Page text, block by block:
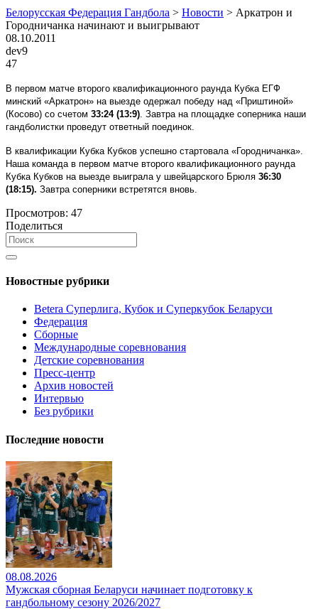
Белорусская Федерация Гандбола > Новости > Аркатрон и
Городничанка начинают и выигрывают
08.10.2011
dev9
47
В первом матче второго квалификационного раунда Кубка ЕГФ
минский «Аркатрон» на выезде одержал победу над «Приштиной»
(Косово) со счетом 33:24 (13:9) . Завтра на площадке соперника наши
гандболистки проведут ответный поединок.
В квалификации Кубка Кубков успешно стартовала «Городничанка».
Наша команда в первом матче второго квалификационного раунда
Кубка Кубков на выезде выиграла у швейцарского Брюля 36:30
(18:15). Завтра соперники встретятся вновь.
Просмотров: 47
Поделиться
Новостные рубрики
Betera Суперлига, Кубок и Суперкубок Беларуси
Федерация
Сборные
Международные соревнования
Детские соревнования
Пресс-центр
Архив новостей
Интервью
Без рубрики
Последние новости
08.08.2026
Мужская сборная Беларуси начинает подготовку к
гандбольному сезону 2026/2027